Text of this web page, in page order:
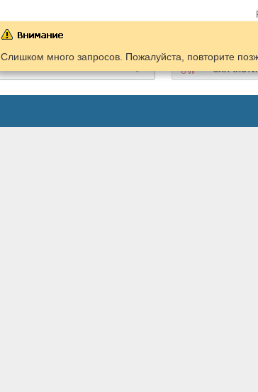
ЗАПЧАСТИ
Слишком много запросов. Пожалуйста, повторите